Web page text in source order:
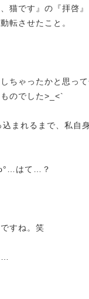
猫です』の『拝啓
転させたこと。
しちゃったかと思っ
のでした>_<`
まれるまで、私自
はて…？
すね。笑